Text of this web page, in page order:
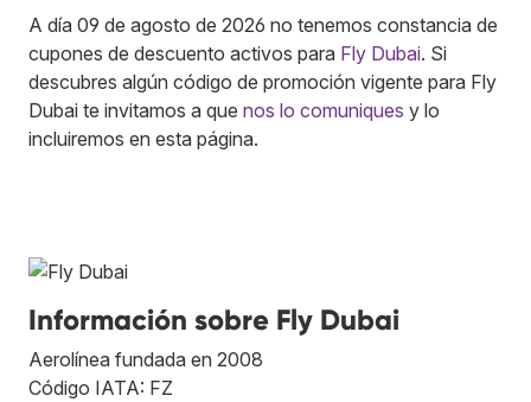
A día 09 de agosto de 2026 no tenemos constancia de
cupones de descuento activos para Fly Dubai. Si
descubres algún código de promoción vigente para Fly
Dubai te invitamos a que nos lo comuniques y lo
incluiremos en esta página.
Información sobre Fly Dubai
Aerolínea fundada en 2008
Código IATA: FZ